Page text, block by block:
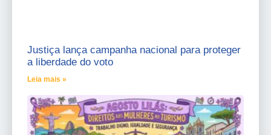
Justiça lança campanha nacional para proteger
a liberdade do voto
Leia mais »